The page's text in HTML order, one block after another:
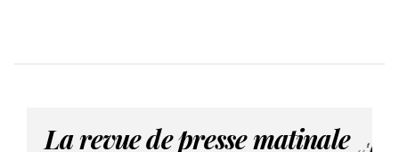
La revue de presse matinale